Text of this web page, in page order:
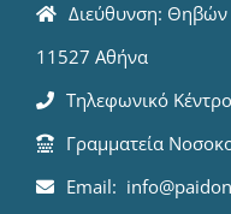
Διεύθυνση:
11527 Αθήνα
Τηλεφωνικό
Γραμματεία
Email: